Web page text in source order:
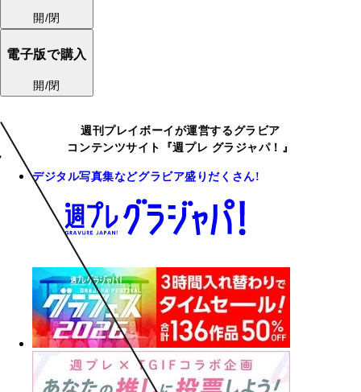
開/閉
電子版で購入
開/閉
週刊プレイボーイが運営するグラビア
コンテンツサイト『週プレ グラジャパ！』
デジタル写真集などグラビア盛りだくさん!